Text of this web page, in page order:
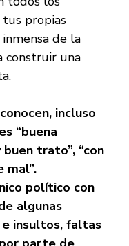
tus propias
de la
construir una
incluso
“buena
trato”, “con
mal”.
político con
algunas
e insultos, faltas